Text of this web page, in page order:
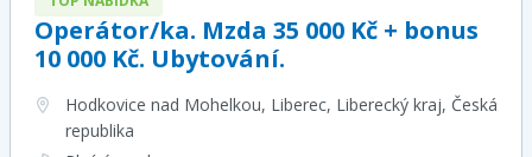
Operátor/ka. Mzda 35 000 Kč + bonus
10 000 Kč. Ubytování.
Hodkovice nad Mohelkou, Liberec, Liberecký kraj, Česká
republika